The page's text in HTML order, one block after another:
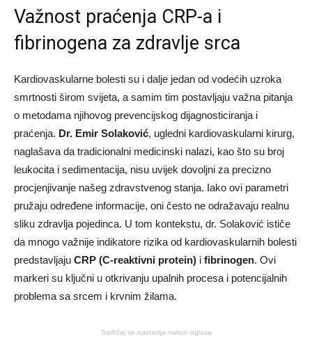
Važnost praćenja CRP-a i
fibrinogena za zdravlje srca
Kardiovaskularne bolesti su i dalje jedan od vodećih uzroka
smrtnosti širom svijeta, a samim tim postavljaju važna pitanja
o metodama njihovog prevencijskog dijagnosticiranja i
praćenja. Dr. Emir Solaković, ugledni kardiovaskularni kirurg,
naglašava da tradicionalni medicinski nalazi, kao što su broj
leukocita i sedimentacija, nisu uvijek dovoljni za precizno
procjenjivanje našeg zdravstvenog stanja. Iako ovi parametri
pružaju određene informacije, oni često ne odražavaju realnu
sliku zdravlja pojedinca. U tom kontekstu, dr. Solaković ističe
da mnogo važnije indikatore rizika od kardiovaskularnih bolesti
predstavljaju CRP (C-reaktivni protein) i fibrinogen. Ovi
markeri su ključni u otkrivanju upalnih procesa i potencijalnih
problema sa srcem i krvnim žilama.
Sadržaj se nastavlja nakon oglasa